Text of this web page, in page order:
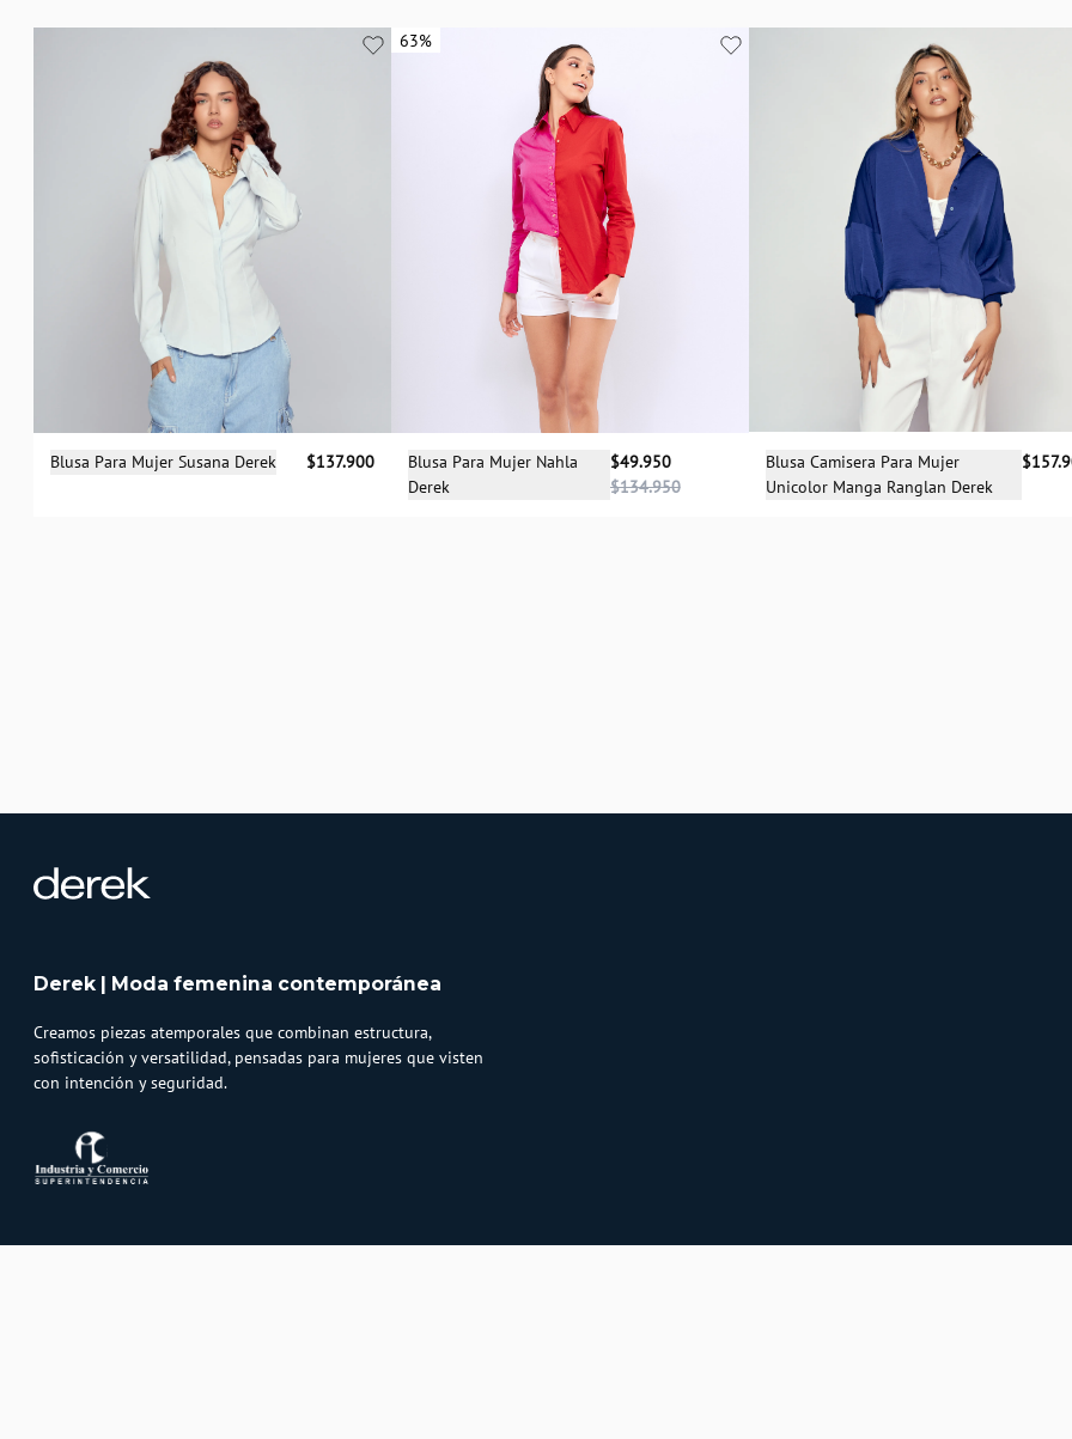
Selecciona una talla
Blusa Para Mujer Susana Derek $137.900
63%
63%
Selecciona una talla
Blusa Para Mujer Nahla
Derek
$49.950
$134.950
Selecciona una talla
S
Blusa Camisera Para Mujer
Unicolor Manga Ranglan Derek
Derek | Moda femenina contemporánea
Creamos piezas atemporales que combinan estructura,
sofisticación y versatilidad, pensadas para mujeres que visten
con intención y seguridad.